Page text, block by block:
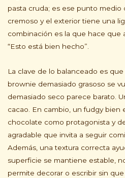
pasta cruda; es ese punto
cremoso y el exterior tiene una
combinación es la que hace que
“Esto está bien hecho”.
La clave de lo balanceado es
brownie demasiado grasoso se
demasiado seco parece barato.
cacao. En cambio, un fudgy bien
chocolate como protagonista y
agradable que invita a seguir
Además, una textura correcta
superficie se mantiene estable,
permite decorar o escribir sin que